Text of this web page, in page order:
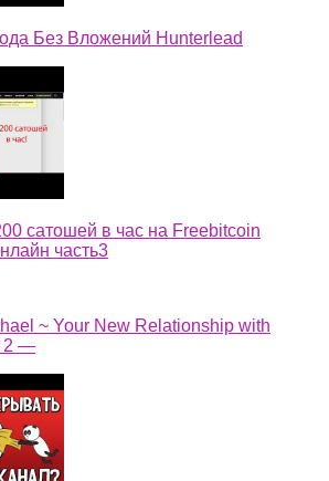
Без Вложений Hunterlead
сатошей в час на Freebitcoin
часть3
~ Your New Relationship with
2 —